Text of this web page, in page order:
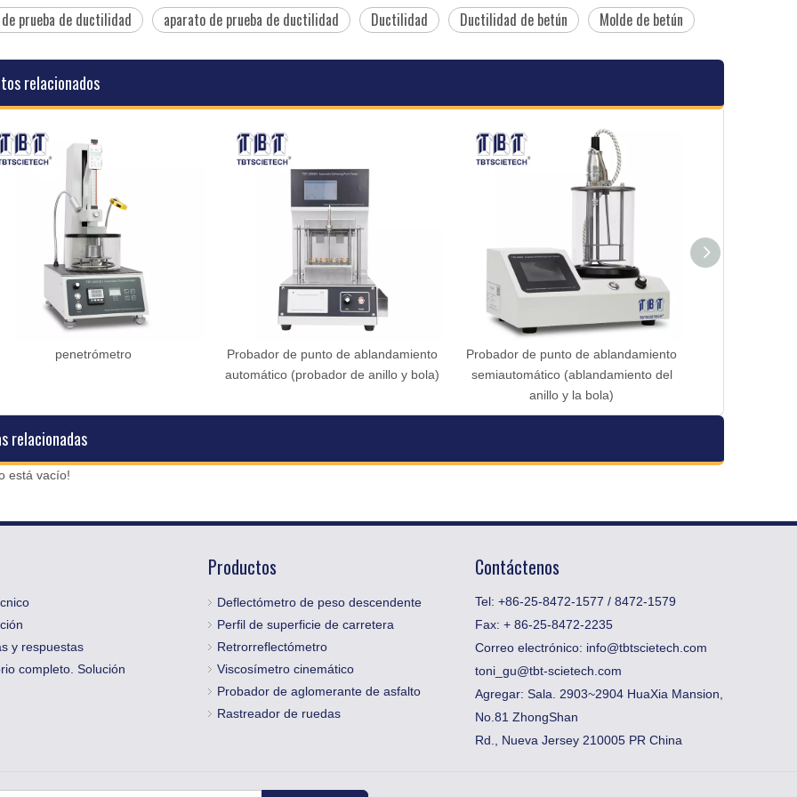
prueba de ductilidad
aparato de prueba de ductilidad Ductilidad Ductilidad de betún Molde de betún
relacionados
penetrómetro
Probador de punto de ablandamiento
automático (probador de anillo y bola)
Probador de punto de ablandamiento
semiautomático (ablandamiento del
anillo y la bola)
relacionadas
está vacío!
y respuestas
completo. Solución
Productos
Deflectómetro de peso descendente
Perfil de superficie de carretera
Retrorreflectómetro
Viscosímetro cinemático
Probador de aglomerante de asfalto
Rastreador de ruedas
Contáctenos
Tel: +86-25-8472-1577 / 8472-1579
Fax: ​+ 86-25-8472-2235
Correo electrónico: info@tbtscietech.com
toni_gu@tbt-scietech.com
Agregar: Sala. 2903~2904 HuaXia Mansion,
No.81 ZhongShan
Rd., Nueva Jersey 210005 PR China